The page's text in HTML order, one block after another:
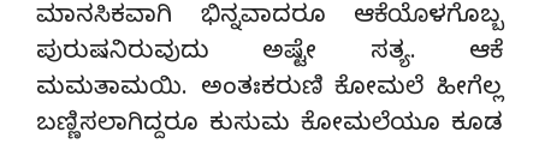
ಮಾನಸಿಕವಾಗಿ ಭಿನ್ನವಾದರೂ ಆಕೆಯೊಳಗೊಬ್ಬ
ಪುರುಷನಿರುವುದು ಅಷ್ಟೇ ಸತ್ಯ. ಆಕೆ
ಮಮತಾಮಯಿ. ಅಂತಃಕರುಣಿ ಕೋಮಲೆ ಹೀಗೆಲ್ಲ
ಬಣ್ಣಿಸಲಾಗಿದ್ದರೂ ಕುಸುಮ ಕೋಮಲೆಯೂ ಕೂಡ